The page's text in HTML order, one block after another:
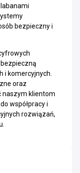
bezpieczny i
i komercyjnych.
oraz
naszym klientom
współpracy i
rozwiązań,